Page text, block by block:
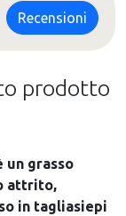
Recensioni
prodotto
un grasso
attrito,
in tagliasiepi